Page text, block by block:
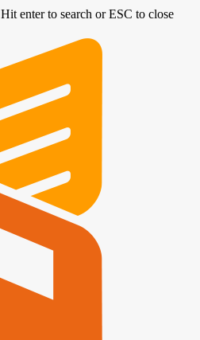
Hit enter to search or ESC to close